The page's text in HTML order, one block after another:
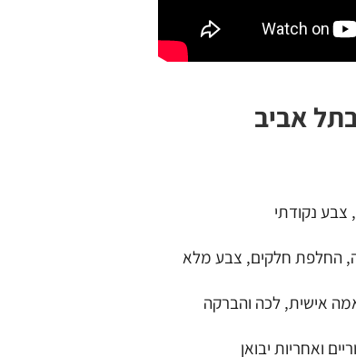
אביב
צבע נקודתי
החלפת חלקים, צבע מלא
אישית, לכה והברקה
ואחריות יבואן